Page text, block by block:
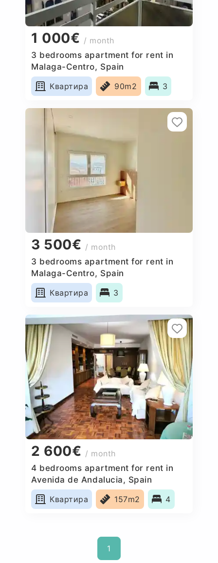
1 000€ / month
3 bedrooms apartment for rent in
Malaga-Centro, Spain
Квартира
90m2 3
3 500€ / month
3 bedrooms apartment for rent in
Malaga-Centro, Spain
Квартира
3
2 600€ / month
4 bedrooms apartment for rent in
Avenida de Andalucia, Spain
Квартира
157m2 4
1